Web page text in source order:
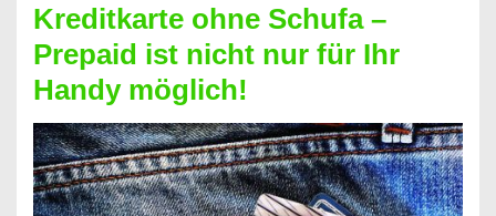
Neueröffnung
trotz
Schufaeintrag
möglich
Kreditkarte ohne Schufa –
Prepaid ist nicht nur für Ihr
Handy möglich!